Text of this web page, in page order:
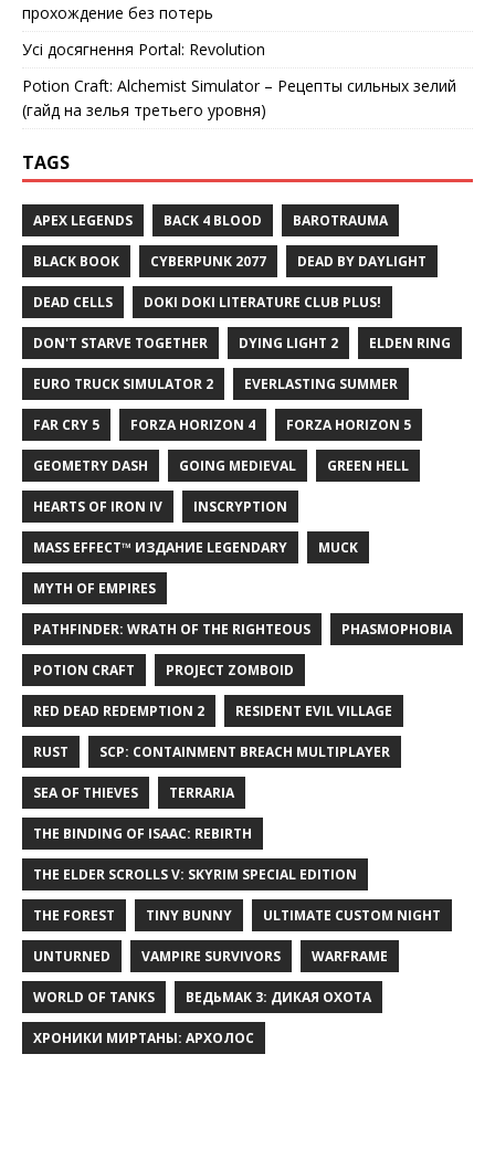
прохождение без потерь
Усі досягнення Portal: Revolution
Potion Craft: Alchemist Simulator – Рецепты сильных зелий
(гайд на зелья третьего уровня)
TAGS
APEX LEGENDS BACK 4 BLOOD BAROTRAUMA
BLACK BOOK CYBERPUNK 2077 DEAD BY DAYLIGHT
DEAD CELLS DOKI DOKI LITERATURE CLUB PLUS!
DON'T STARVE TOGETHER DYING LIGHT 2 ELDEN RING
EURO TRUCK SIMULATOR 2 EVERLASTING SUMMER
FAR CRY 5 FORZA HORIZON 4 FORZA HORIZON 5
GEOMETRY DASH GOING MEDIEVAL GREEN HELL
HEARTS OF IRON IV INSCRYPTION
MASS EFFECT™ ИЗДАНИЕ LEGENDARY MUCK
MYTH OF EMPIRES
PATHFINDER: WRATH OF THE RIGHTEOUS PHASMOPHOBIA
POTION CRAFT PROJECT ZOMBOID
RED DEAD REDEMPTION 2 RESIDENT EVIL VILLAGE
RUST SCP: CONTAINMENT BREACH MULTIPLAYER
SEA OF THIEVES TERRARIA
THE BINDING OF ISAAC: REBIRTH
THE ELDER SCROLLS V: SKYRIM SPECIAL EDITION
THE FOREST TINY BUNNY ULTIMATE CUSTOM NIGHT
UNTURNED VAMPIRE SURVIVORS WARFRAME
WORLD OF TANKS ВЕДЬМАК 3: ДИКАЯ ОХОТА
ХРОНИКИ МИРТАНЫ: АРХОЛОС